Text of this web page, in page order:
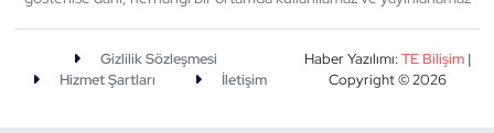
Gizlilik Sözleşmesi
Hizmet Şartları
İletişim
Haber Yazılımı:TE Bilişim|
Copyright © 2026